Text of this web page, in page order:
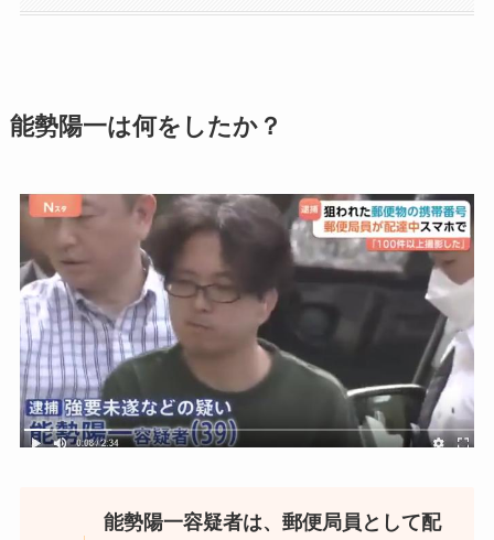
能勢陽一は何をしたか？
能勢陽一容疑者は、郵便局員として配